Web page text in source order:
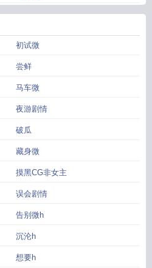
初试微
尝鲜
马车微
夜游剧情
破瓜
藏身微
摸黑CG非女主
误会剧情
告别微h
沉沦h
想要h